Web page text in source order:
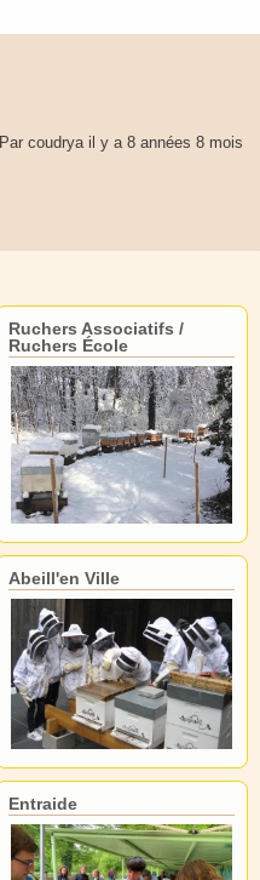
Par coudrya il y a 8 années 8 mois
Ruchers Associatifs /
Ruchers École
Abeill'en Ville
Entraide